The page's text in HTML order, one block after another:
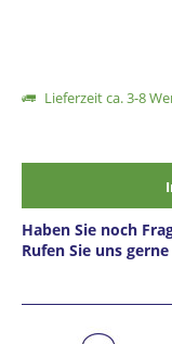
Lieferzeit ca. 3-8
Haben Sie noch
Rufen Sie uns
Preis anfragen